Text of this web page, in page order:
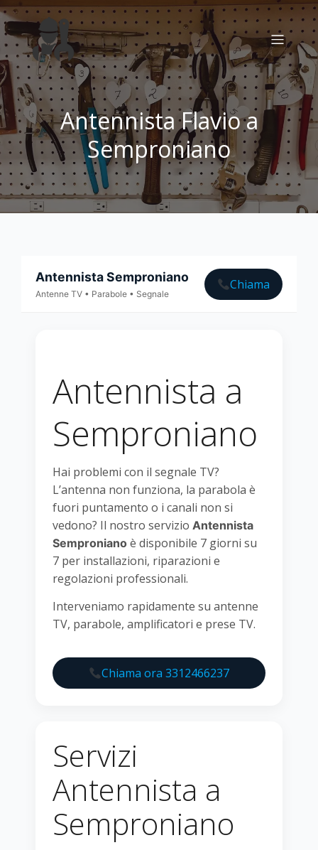
Antennista Flavio a
Semproniano
Antennista Semproniano
Antenne TV • Parabole • Segnale
Chiama
Antennista a
Semproniano
Hai problemi con il segnale TV?
L’antenna non funziona, la parabola è
fuori puntamento o i canali non si
vedono? Il nostro servizio Antennista
Semproniano è disponibile 7 giorni su
7 per installazioni, riparazioni e
regolazioni professionali.
Interveniamo rapidamente su antenne
TV, parabole, amplificatori e prese TV.
Chiama ora 3312466237
Servizi
Antennista a
Semproniano